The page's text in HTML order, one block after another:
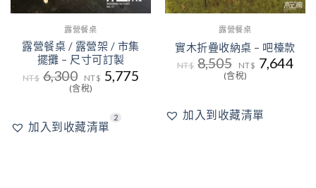
露營餐桌
露營餐桌 / 露營架 / 市集
擺攤 – 尺寸可訂製
NT$ 6,300 原
始
價
NT$6,300。
NT$ 5,775目
前
NT$5,775。
(含稅)
加入到收藏清單
2
露營餐桌
實木折疊收納桌 – 吧檯款
NT$ 8,505 原
始
價
NT$ 7,644
(含稅)
加入到收藏清單